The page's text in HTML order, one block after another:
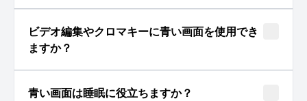
ビデオ編集やクロマキーに青い画面を使用でき
ますか？
青い画面は睡眠に役立ちますか？